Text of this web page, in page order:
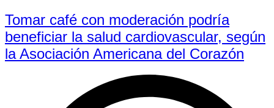
Tomar café con moderación podría
beneficiar la salud cardiovascular, según
la Asociación Americana del Corazón